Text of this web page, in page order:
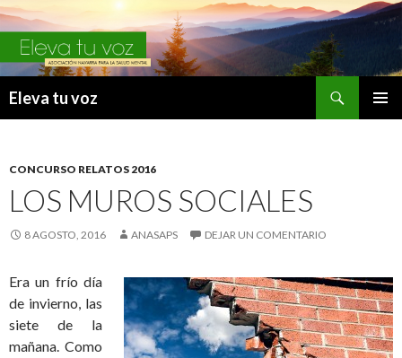
Eleva tu voz
CONCURSO RELATOS 2016
LOS MUROS SOCIALES
8 AGOSTO, 2016 ANASAPS DEJAR UN COMENTARIO
Era un frío día
de invierno, las
siete de la
mañana. Como